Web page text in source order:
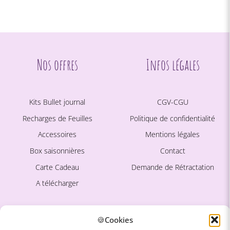
🍪Cookies
Nos offres
Kits Bullet journal
Recharges de Feuilles
Accessoires
Box saisonnières
Carte Cadeau
A télécharger
Infos légales
CGV-CGU
Politique de confidentialité
Mentions légales
Contact
Demande de Rétractation
Ce site est protégé par
Politique de